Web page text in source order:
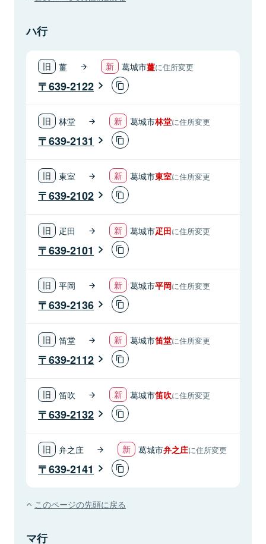
ハ行
薑 葛城市薑に住所変更
639-2122
林堂 葛城市林堂に住所変更
639-2131
東室 葛城市東室に住所変更
639-2102
疋田 葛城市疋田に住所変更
639-2101
平岡 葛城市平岡に住所変更
639-2136
笛堂 葛城市笛堂に住所変更
639-2112
笛吹 葛城市笛吹に住所変更
639-2132
弁之庄 葛城市弁之庄に住所変更
639-2141
このページの先頭に戻る
マ行